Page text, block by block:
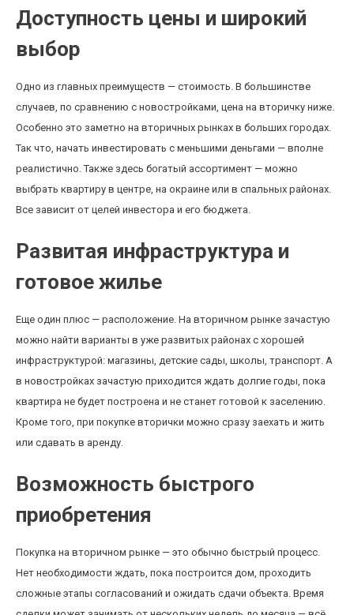
Доступность цены и широкий
выбор
Одно из главных преимуществ — стоимость. В большинстве
случаев, по сравнению с новостройками, цена на вторичку ниже.
Особенно это заметно на вторичных рынках в больших городах.
Так что, начать инвестировать с меньшими деньгами — вполне
реалистично. Также здесь богатый ассортимент — можно
выбрать квартиру в центре, на окраине или в спальных районах.
Все зависит от целей инвестора и его бюджета.
Развитая инфраструктура и
готовое жилье
Еще один плюс — расположение. На вторичном рынке зачастую
можно найти варианты в уже развитых районах с хорошей
инфраструктурой: магазины, детские сады, школы, транспорт. А
в новостройках зачастую приходится ждать долгие годы, пока
квартира не будет построена и не станет готовой к заселению.
Кроме того, при покупке вторички можно сразу заехать и жить
или сдавать в аренду.
Возможность быстрого
приобретения
Покупка на вторичном рынке — это обычно быстрый процесс.
Нет необходимости ждать, пока построится дом, проходить
сложные этапы согласований и ожидать сдачи объекта. Время